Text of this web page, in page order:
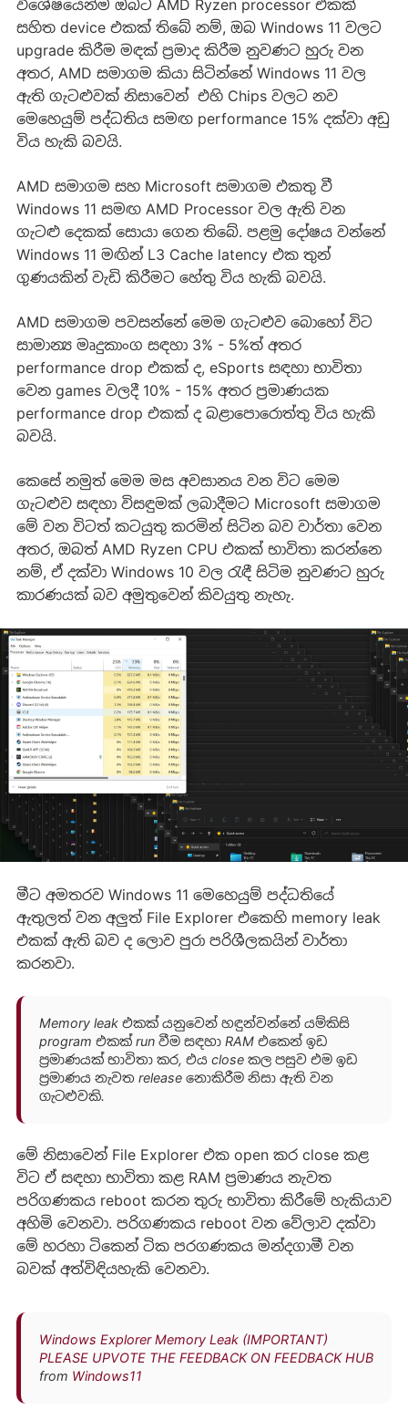
විශේෂයෙන්ම ඔබට AMD Ryzen processor එකක්
සහිත device එකක් තිබේ නම්, ඔබ Windows 11 වලට
upgrade කිරීම මඳක් ප්‍රමාද කිරීම නුවණට හුරු වන
අතර, AMD සමාගම කියා සිටින්නේ Windows 11 වල
ඇති ගැටළුවක් නිසාවෙන් එහි Chips වලට නව
මෙහෙයුම් පද්ධතිය සමඟ performance 15% දක්වා අඩු
විය හැකි බවයි.
AMD සමාගම සහ Microsoft සමාගම එකතු වී
Windows 11 සමඟ AMD Processor වල ඇති වන
ගැටළු දෙකක් සොයා ගෙන තිබේ. පළමු දෝෂය වන්නේ
Windows 11 මඟින් L3 Cache latency එක තුන්
ගුණයකින් වැඩි කිරීමට හේතු විය හැකි බවයි.
AMD සමාගම පවසන්නේ මෙම ගැටළුව බොහෝ විට
සාමාන්‍ය මෘදුකාංග සඳහා 3% - 5%ත් අතර
performance drop එකක් ද, eSports සඳහා භාවිතා
වෙන games වලදී 10% - 15% අතර ප්‍රමාණයක
performance drop එකක් ද බළාපොරොත්තු විය හැකි
බවයි.
කෙසේ නමුත් මෙම මස අවසානය වන විට මෙම
ගැටළුව සඳහා විසඳුමක් ලබාදීමට Microsoft සමාගම
මේ වන විටත් කටයුතු කරමින් සිටින බව වාර්තා වෙන
අතර, ඔබත් AMD Ryzen CPU එකක් භාවිතා කරන්නෙ
නම්, ඒ දක්වා Windows 10 වල රැඳී සිටිම නුවණට හුරු
කාරණයක් බව අමුතුවෙන් කිවයුතු නැහැ.
මීට අමතරව Windows 11 මෙහෙයුම් පද්ධතියේ
ඇතුලත් වන අලුත් File Explorer එකෙහි memory leak
එකක් ඇති බව ද ලොව පුරා පරිශීලකයින් වාර්තා
කරනවා.
Memory leak එකක් යනුවෙන් හඳුන්වන්නේ යම්කිසි
program එකක් run වීම සඳහා RAM එකෙන් ඉඩ
ප්‍රමාණයක් භාවිතා කර, එය close කල පසුව එම ඉඩ
ප්‍රමාණය නැවත release නොකිරීම නිසා ඇති වන
ගැටළුවකි.
මේ නිසාවෙන් File Explorer එක open කර close කළ
විට ඒ සඳහා භාවිතා කළ RAM ප්‍රමාණය නැවත
පරිගණකය reboot කරන තුරු භාවිතා කිරීමේ හැකියාව
අහිමි වෙනවා. පරිගණකය reboot වන වේලාව දක්වා
මේ හරහා ටිකෙන් ටික පරගණකය මන්දගාමී වන
බවක් අත්විඳියහැකි වෙනවා.
Windows Explorer Memory Leak (IMPORTANT)
PLEASE UPVOTE THE FEEDBACK ON FEEDBACK HUB
from Windows11